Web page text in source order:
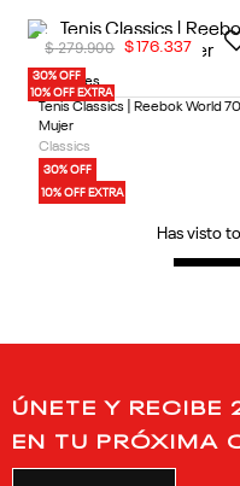
30% OFF
10% OFF EXTRA
3 Colores
Tenis Classics | Reebok World 70
Mujer
Classics
30% OFF
10% OFF EXTRA
$ 279.900 $176.337
Has visto
ÚNETE Y RECIBE
EN TU PRÓXIMA